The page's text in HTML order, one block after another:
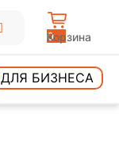
0
Корзина
ДЛЯ БИЗНЕСА